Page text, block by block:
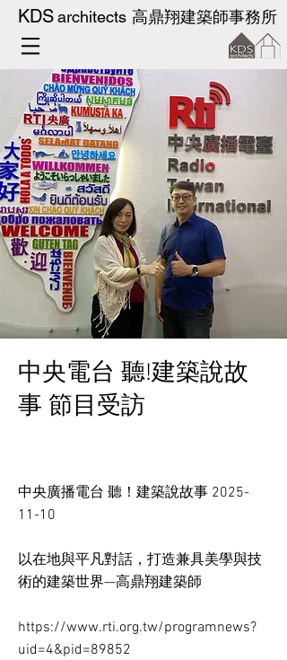
KDSarchitects 高鼎翔建築師事務所
中央電台 聽!建築說故
事 節目受訪
中央廣播電台 聽！建築說故事 2025-
11-10
以在地與平凡對話，打造兼具美學與技
術的建築世界—高鼎翔建築師
https://www.rti.org.tw/programnews?
uid=4&pid=89852